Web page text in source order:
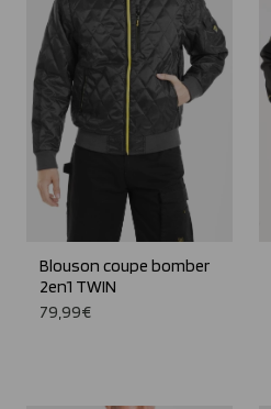
Blouson coupe bomber
2en1 TWIN
79,99€